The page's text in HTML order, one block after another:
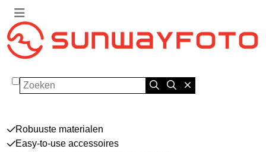
Zoeken
Robuuste materialen
Easy-to-use accessoires